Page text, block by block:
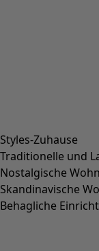
Styles-Zuhause
Traditionelle und
Nostalgische
Skandinavische
Behagliche